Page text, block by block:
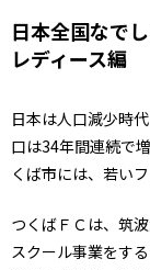
日本全国なで
レディース編
日本は人口減少時
口は34年間連続で
くば市には、若い
つくばＦＣは、筑
スクール事業をす